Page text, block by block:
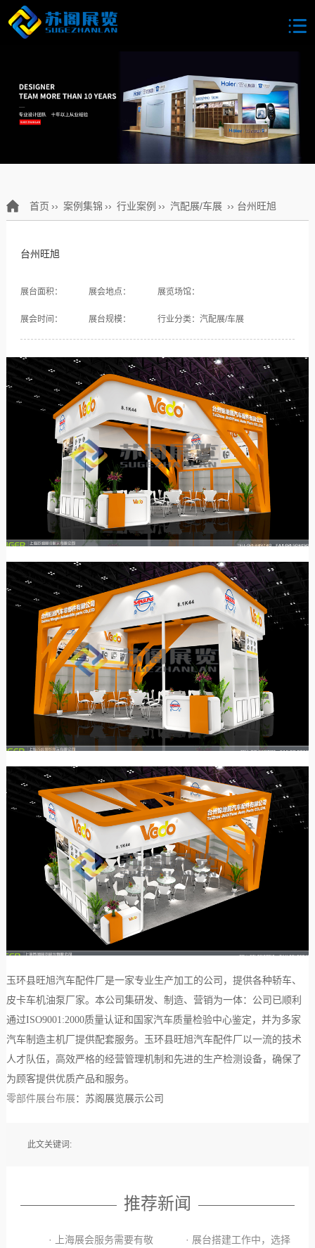
首页 ›› 案例集锦 ›› 行业案例 ›› 汽配展/车展 ›› 台州旺旭
台州旺旭
展台面积： 展会地点： 展览场馆：
展会时间： 展台规模： 行业分类：汽配展/车展
玉环县旺旭汽车配件厂是一家专业生产加工的公司，提供各种轿车、
皮卡车机油泵厂家。本公司集研发、制造、营销为一体：公司已顺利
通过ISO9001:2000质量认证和国家汽车质量检验中心鉴定，并为多家
汽车制造主机厂提供配套服务。玉环县旺旭汽车配件厂以一流的技术
人才队伍，高效严格的经营管理机制和先进的生产检测设备，确保了
为顾客提供优质产品和服务。
零部件展台布展：苏阁展览展示公司
此文关键词:
推荐新闻
· 上海展会服务需要有敬
· 展台搭建工作中，选择